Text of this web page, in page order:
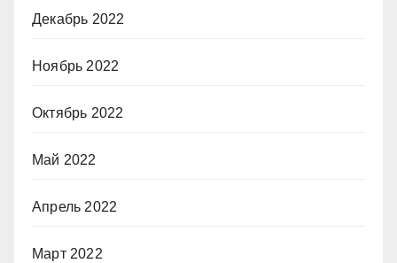
Декабрь 2022
Ноябрь 2022
Октябрь 2022
Май 2022
Апрель 2022
Март 2022